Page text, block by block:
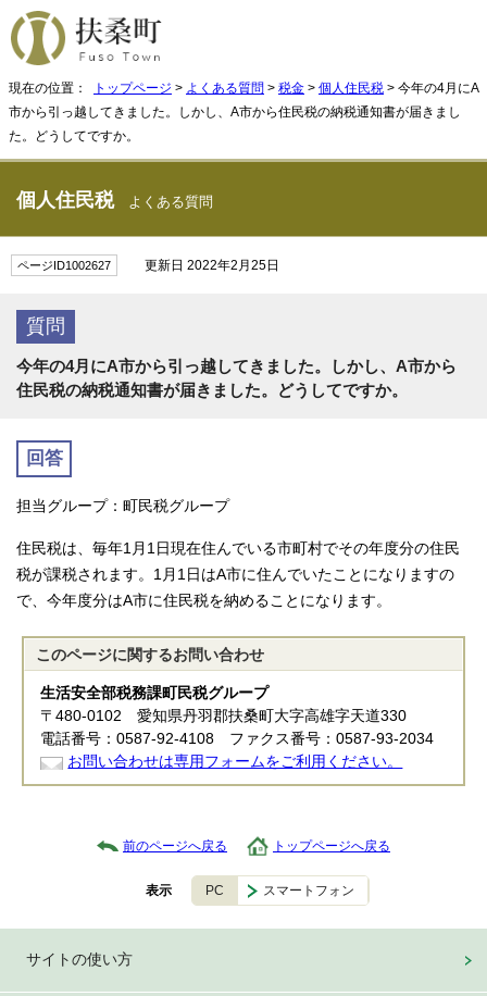
現在の位置： トップページ > よくある質問 > 税金 > 個人住民税 > 今年の4月にA
市から引っ越してきました。しかし、A市から住民税の納税通知書が届きまし
た。どうしてですか。
個人住民税よくある質問
ページID1002627 更新日 2022年2月25日
質問
今年の4月にA市から引っ越してきました。しかし、A市から
住民税の納税通知書が届きました。どうしてですか。
回答
担当グループ：町民税グループ
住民税は、毎年1月1日現在住んでいる市町村でその年度分の住民
税が課税されます。1月1日はA市に住んでいたことになりますの
で、今年度分はA市に住民税を納めることになります。
このページに関するお問い合わせ
生活安全部税務課町民税グループ
〒480-0102 愛知県丹羽郡扶桑町大字高雄字天道330
電話番号：0587-92-4108 ファクス番号：0587-93-2034
お問い合わせは専用フォームをご利用ください。
前のページへ戻る トップページへ戻る
表示 PC スマートフォン
サイトの使い方